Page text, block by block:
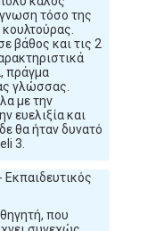
τόσο της
βάθος και τις 2
πράγμα
γλώσσας.
με την
ευελιξία και
θα ήταν δυνατό
3.
που